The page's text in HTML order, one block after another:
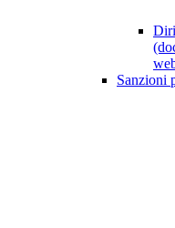
Sanzioni